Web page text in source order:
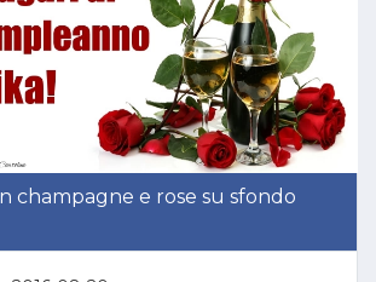
champagne e rose su sfondo